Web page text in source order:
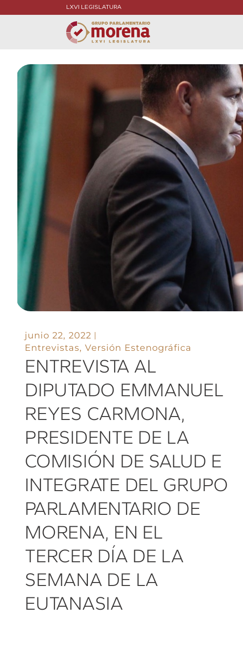
LXVI LEGISLATURA
junio 22, 2022
Entrevistas,Versión Estenográfica
ENTREVISTA AL
DIPUTADO EMMANUEL
REYES CARMONA,
PRESIDENTE DE LA
COMISIÓN DE SALUD E
INTEGRATE DEL GRUPO
PARLAMENTARIO DE
MORENA, EN EL
TERCER DÍA DE LA
SEMANA DE LA
EUTANASIA